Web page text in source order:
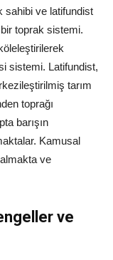
sahibi ve latifundist
toprak sistemi.
sistemi. Latifundist,
tarım
toprağı
barışın
Kamusal
ve
ve